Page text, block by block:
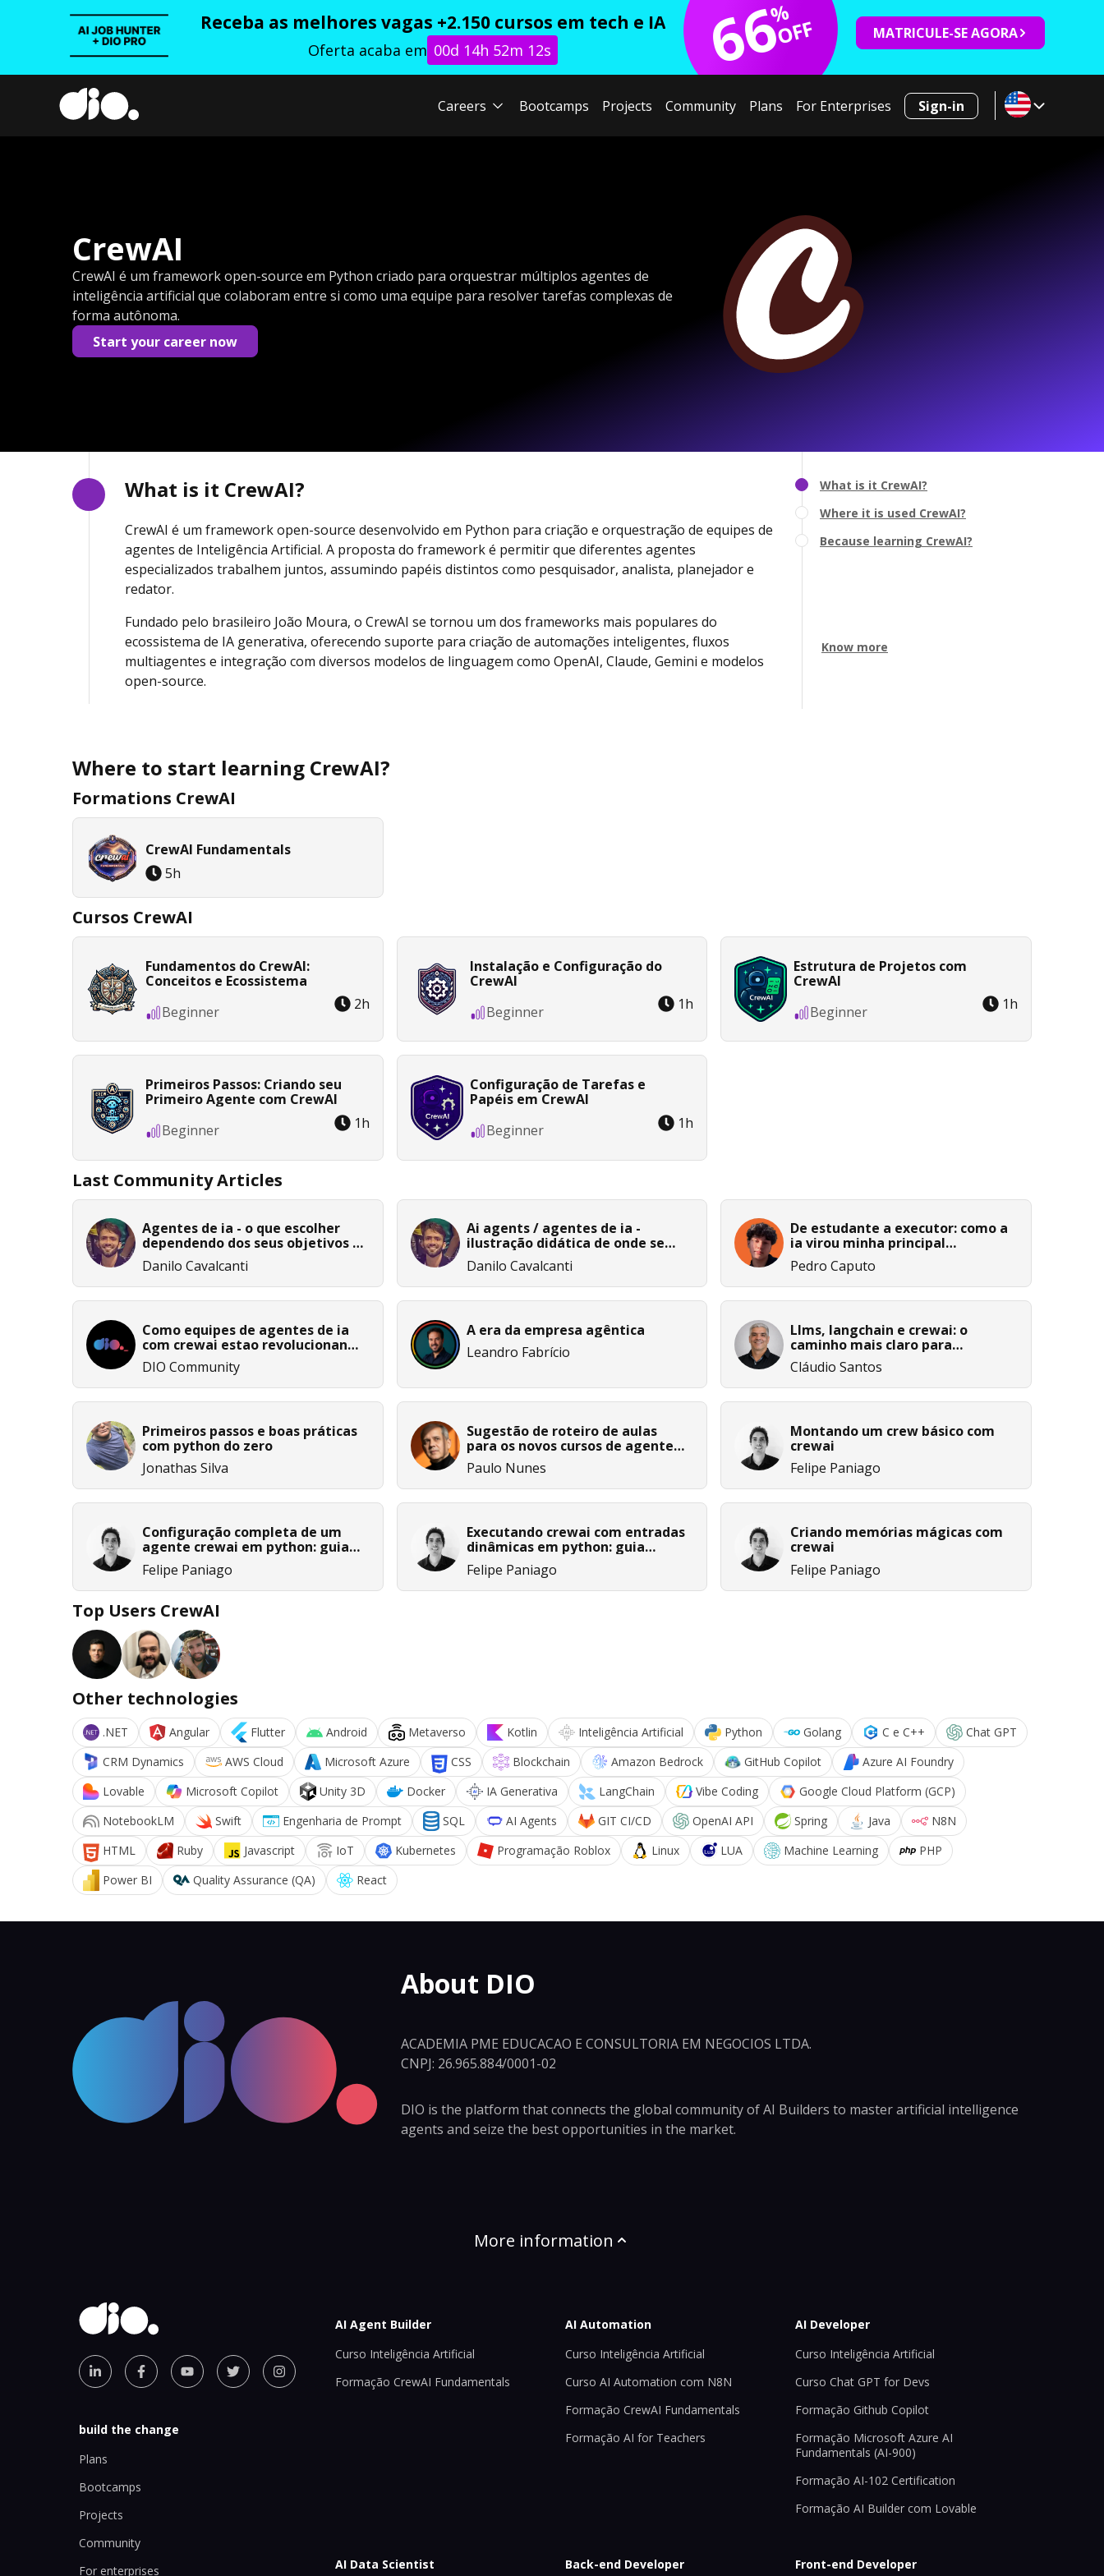
Receba as melhores vagas +2.150 cursos em tech e IA
Oferta acaba em 00d 14h 52m 11s 66
%
OFF MATRICULE-SE AGORA
Careers Bootcamps Projects Community Plans For Enterprises Sign-in
CrewAI
CrewAI é um framework open-source em Python criado para orquestrar múltiplos agentes de
inteligência artificial que colaboram entre si como uma equipe para resolver tarefas complexas de
forma autônoma.
Start your career now
What is it CrewAI?
CrewAI é um framework open-source desenvolvido em Python para criação e orquestração de equipes de
agentes de Inteligência Artificial. A proposta do framework é permitir que diferentes agentes
especializados trabalhem juntos, assumindo papéis distintos como pesquisador, analista, planejador e
redator.
Fundado pelo brasileiro João Moura, o CrewAI se tornou um dos frameworks mais populares do
ecossistema de IA generativa, oferecendo suporte para criação de automações inteligentes, fluxos
multiagentes e integração com diversos modelos de linguagem como OpenAI, Claude, Gemini e modelos
open-source.
What is it CrewAI?
Where it is used CrewAI?
Because learning CrewAI?
Know more
Where to start learning CrewAI?
Formations CrewAI
CrewAI Fundamentals
5h
Cursos CrewAI
Fundamentos do CrewAI:
Conceitos e Ecossistema
Beginner
2h
Instalação e Configuração do
CrewAI
Beginner
1h
Estrutura de Projetos com
CrewAI
Beginner
1h
Primeiros Passos: Criando seu
Primeiro Agente com CrewAI
Beginner
1h
Configuração de Tarefas e
Papéis em CrewAI
Beginner
1h
Last Community Articles
Agentes de ia - o que escolher
dependendo dos seus objetivos e
habilidades
Danilo Cavalcanti
Ai agents / agentes de ia -
ilustração didática de onde se
encaixam diferentes
ferramentas agênticas
Danilo Cavalcanti
De estudante a executor: como a
ia virou minha principal
ferramenta de aprendizado e
automação
Pedro Caputo
Como equipes de agentes de ia
com crewai estao revolucionando
o desenvolvimento de software
DIO Community
A era da empresa agêntica
Leandro Fabrício
Llms, langchain e crewai: o
caminho mais claro para
transformar ia em solução útil e
confiável
Cláudio Santos
Primeiros passos e boas práticas
com python do zero
Jonathas Silva
Sugestão de roteiro de aulas
para os novos cursos de agentes
de ia da dio
Paulo Nunes
Montando um crew básico com
crewai
Felipe Paniago
Configuração completa de um
agente crewai em python: guia
prático para desenvolvedores
Felipe Paniago
Executando crewai com entradas
dinâmicas em python: guia
completo para iniciar fluxos
Felipe Paniago
Criando memórias mágicas com
crewai
Felipe Paniago
Top Users CrewAI
Other technologies
.NET Angular Flutter Android Metaverso Kotlin Inteligência Artificial Python Golang C e C++
Chat GPT
CRM Dynamics
AWS Cloud Microsoft Azure CSS Blockchain Amazon Bedrock GitHub Copilot
Azure AI Foundry
Lovable
Microsoft Copilot Unity 3D Docker IA Generativa LangChain Vibe Coding
Google Cloud Platform (GCP)
NotebookLM
Swift Engenharia de Prompt SQL AI Agents GIT CI/CD OpenAI API Spring Java
N8N
HTML
Ruby Javascript IoT Kubernetes Programação Roblox Linux LUA Machine Learning
PHP
Power BI
Quality Assurance (QA) React
About DIO
ACADEMIA PME EDUCACAO E CONSULTORIA EM NEGOCIOS LTDA.
CNPJ: 26.965.884/0001-02
DIO is the platform that connects the global community of AI Builders to master artificial intelligence
agents and seize the best opportunities in the market.
More information
build the change
Plans
Bootcamps
Projects
Community
For enterprises
AI Agent Builder
Curso Inteligência Artificial
Formação CrewAI Fundamentals
AI Automation
Curso Inteligência Artificial
Curso AI Automation com N8N
Formação CrewAI Fundamentals
Formação AI for Teachers
AI Developer
Curso Inteligência Artificial
Curso Chat GPT for Devs
Formação Github Copilot
Formação Microsoft Azure AI
Fundamentals (AI-900)
Formação AI-102 Certification
Formação AI Builder com Lovable
AI Data Scientist Back-end Developer Front-end Developer